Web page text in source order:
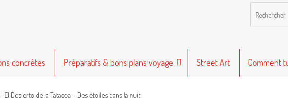
concrètes Préparatifs & bons plans voyage Street Art Comment
El Desierto de la Tatacoa – Des étoiles dans la nuit